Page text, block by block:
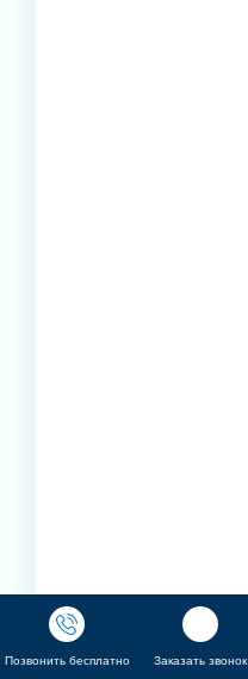
Позвонить бесплатно Заказать звонок